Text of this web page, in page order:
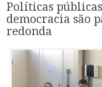
Políticas
democracia são
redonda